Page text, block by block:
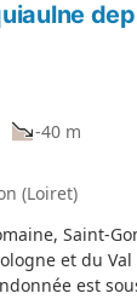
-40 m
(Loiret)
Saint-
et du Val
est